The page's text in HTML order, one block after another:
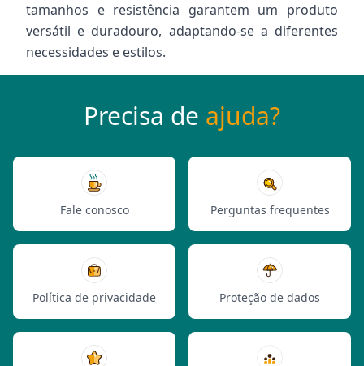
tamanhos e resistência garantem um produto
versátil e duradouro, adaptando-se a diferentes
necessidades e estilos.
Precisa de ajuda?
Fale conosco Perguntas frequentes
Política de privacidade Proteção de dados